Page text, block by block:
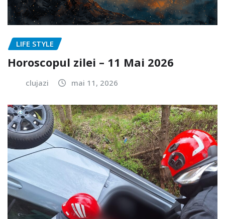
LIFE STYLE
Horoscopul zilei – 11 Mai 2026
clujazi mai 11, 2026